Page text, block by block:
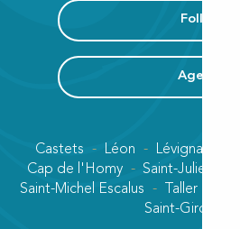
Folleto
Agenda
Castets Léon Lévignacq
Cap de l'Homy
Saint-Julien-en-
Saint-Michel Escalus
Taller
Saint-Girons